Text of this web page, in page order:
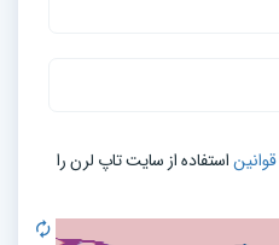
استفاده از سایت تاپ لرن را